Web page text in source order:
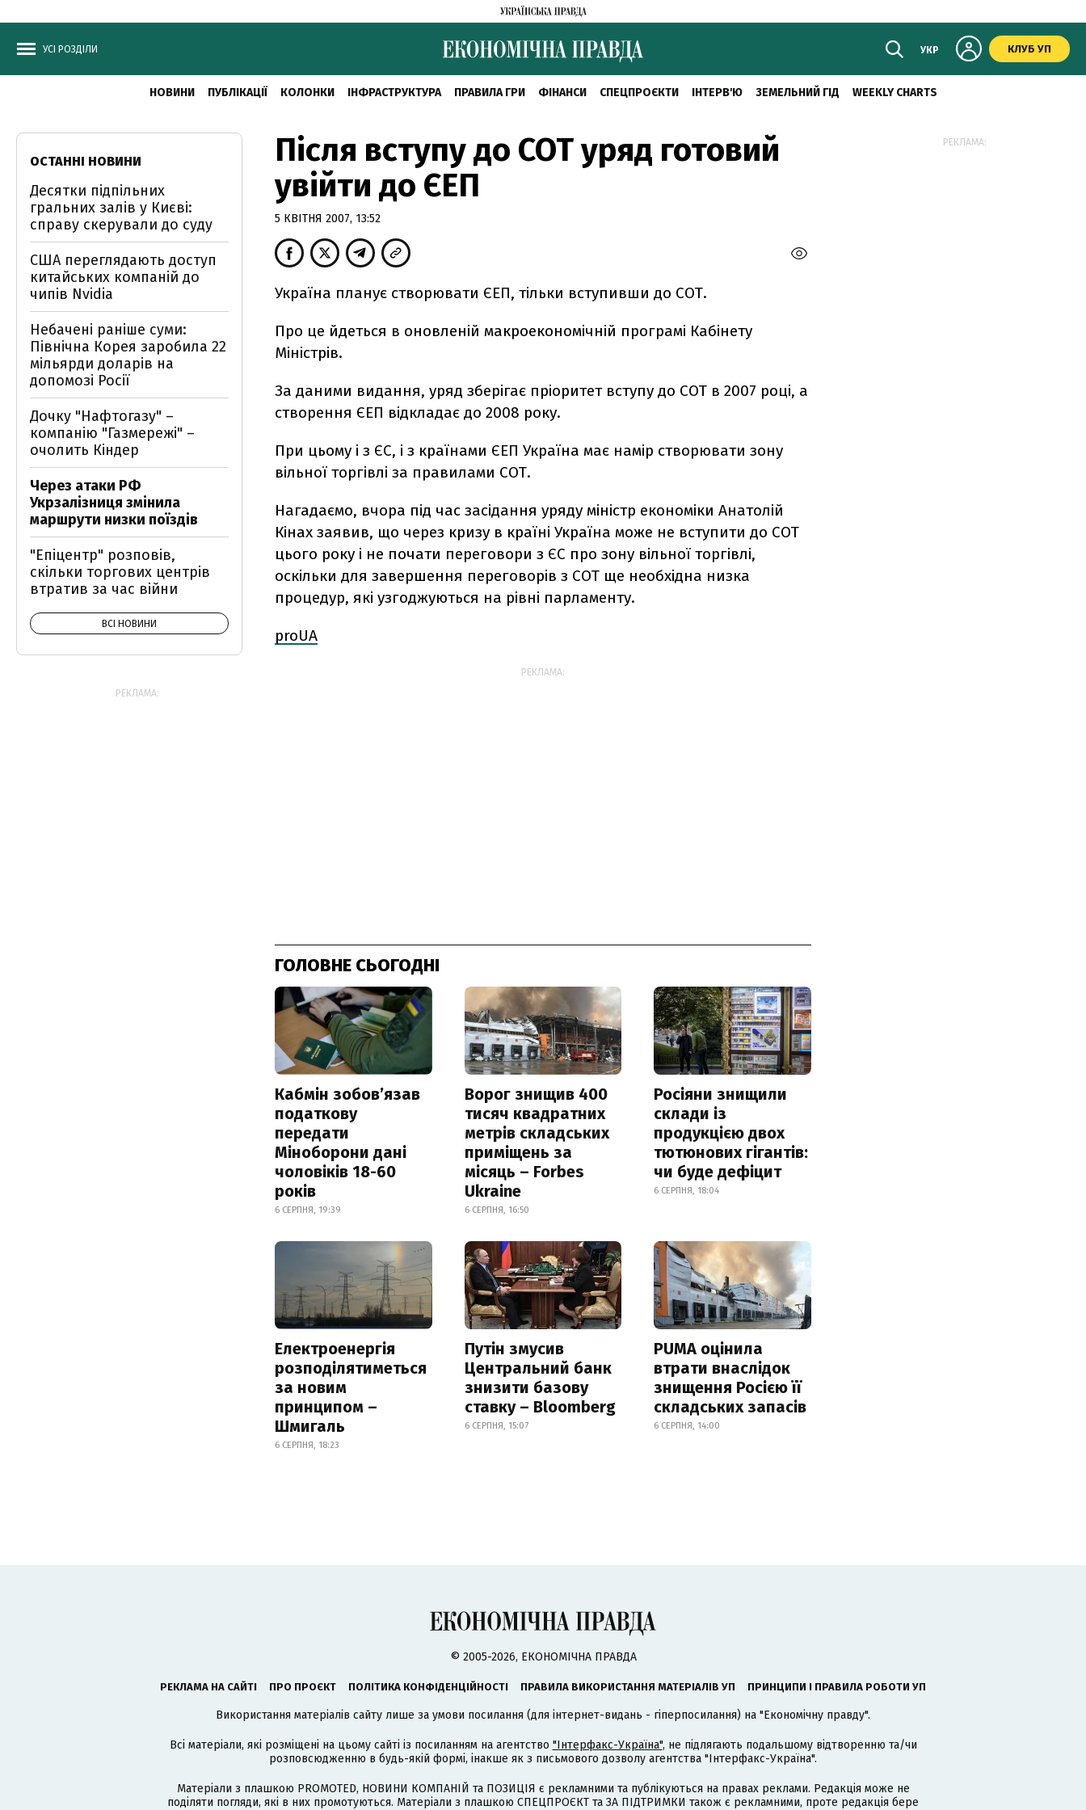
УСІ РОЗДІЛИ УКР КЛУБ УП
НОВИНИ ПУБЛІКАЦІЇ КОЛОНКИ ІНФРАСТРУКТУРА ПРАВИЛА ГРИ ФІНАНСИ СПЕЦПРОЄКТИ ІНТЕРВ'Ю ЗЕМЕЛЬНИЙ ГІД WEEKLY CHARTS
Після вступу до СОТ уряд готовий
увійти до ЄЕП
5 КВІТНЯ 2007, 13:52
Україна планує створювати ЄЕП, тільки вступивши до СОТ.
Про це йдеться в оновленій макроекономічній програмі Кабінету
Міністрів.
За даними видання, уряд зберігає пріоритет вступу до СОТ в 2007 році, а
створення ЄЕП відкладає до 2008 року.
При цьому і з ЄС, і з країнами ЄЕП Україна має намір створювати зону
вільної торгівлі за правилами СОТ.
Нагадаємо, вчора під час засідання уряду міністр економіки Анатолій
Кінах заявив, що через кризу в країні Україна може не вступити до СОТ
цього року і не почати переговори з ЄС про зону вільної торгівлі,
оскільки для завершення переговорів з СОТ ще необхідна низка
процедур, які узгоджуються на рівні парламенту.
proUA
РЕКЛАМА:
ГОЛОВНЕ СЬОГОДНІ
Кабмін зобовʼязав
податкову
передати
Міноборони дані
чоловіків 18-60
років
6 СЕРПНЯ, 19:39
Ворог знищив 400
тисяч квадратних
метрів складських
приміщень за
місяць – Forbes
Ukraine
6 СЕРПНЯ, 16:50
Росіяни знищили
склади із
продукцією двох
тютюнових гігантів:
чи буде дефіцит
6 СЕРПНЯ, 18:04
Електроенергія
розподілятиметься
за новим
принципом –
Шмигаль
6 СЕРПНЯ, 18:23
Путін змусив
Центральний банк
знизити базову
ставку – Bloomberg
6 СЕРПНЯ, 15:07
PUMA оцінила
втрати внаслідок
знищення Росією її
складських запасів
6 СЕРПНЯ, 14:00
ОСТАННІ НОВИНИ
Десятки підпільних
гральних залів у Києві:
справу скерували до суду
США переглядають доступ
китайських компаній до
чипів Nvidia
Небачені раніше суми:
Північна Корея заробила 22
мільярди доларів на
допомозі Росії
Дочку "Нафтогазу" –
компанію "Газмережі" –
очолить Кіндер
Через атаки РФ
Укрзалізниця змінила
маршрути низки поїздів
"Епіцентр" розповів,
скільки торгових центрів
втратив за час війни
ВСІ НОВИНИ
РЕКЛАМА:
РЕКЛАМА:
© 2005-2026, ЕКОНОМІЧНА ПРАВДА
РЕКЛАМА НА САЙТІ ПРО ПРОЄКТ ПОЛІТИКА КОНФІДЕНЦІЙНОСТІ ПРАВИЛА ВИКОРИСТАННЯ МАТЕРІАЛІВ УП ПРИНЦИПИ І ПРАВИЛА РОБОТИ УП
Використання матеріалів сайту лише за умови посилання (для інтернет-видань - гіперпосилання) на "Економічну правду".
Всі матеріали, які розміщені на цьому сайті із посиланням на агентство "Інтерфакс-Україна", не підлягають подальшому відтворенню та/чи
розповсюдженню в будь-якій формі, інакше як з письмового дозволу агентства "Інтерфакс-Україна".
Матеріали з плашкою PROMOTED, НОВИНИ КОМПАНІЙ та ПОЗИЦІЯ є рекламними та публікуються на правах реклами. Редакція може не
поділяти погляди, які в них промотуються. Матеріали з плашкою СПЕЦПРОЄКТ та ЗА ПІДТРИМКИ також є рекламними, проте редакція бере